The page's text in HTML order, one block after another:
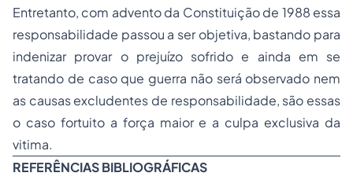
Entretanto, com advento da Constituição de 1988 essa
responsabilidade passou a ser objetiva, bastando para
indenizar provar o prejuízo sofrido e ainda em se
tratando de caso que guerra não será observado nem
as causas excludentes de responsabilidade, são essas
o caso fortuito a força maior e a culpa exclusiva da
vitima.
REFERÊNCIAS BIBLIOGRÁFICAS